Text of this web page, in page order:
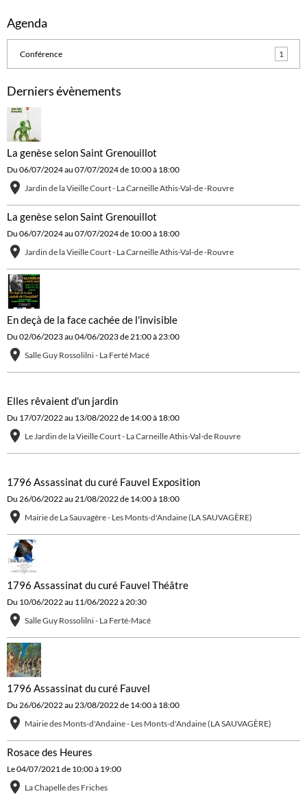
Agenda
Conférence 1
Derniers évènements
La genèse selon Saint Grenouillot
Du 06/07/2024au 07/07/2024de 10:00à 18:00
Jardin de la Vieille Court - La Carneille Athis-Val-de -Rouvre
La genèse selon Saint Grenouillot
Du 06/07/2024au 07/07/2024de 10:00à 18:00
Jardin de la Vieille Court - La Carneille Athis-Val-de -Rouvre
En deçà de la face cachée de l'invisible
Du 02/06/2023au 04/06/2023de 21:00à 23:00
Salle Guy Rossolilni - La Ferté Macé
Elles rêvaient d'un jardin
Du 17/07/2022 au 13/08/2022 de 14:00 à 18:00
1796 Assassinat du curé Fauvel Exposition
Du 26/06/2022au 21/08/2022de 14:00à 18:00
Mairie de La Sauvagère - Les Monts-d'Andaine (LA SAUVAGÈRE)
1796 Assassinat du curé Fauvel Théâtre
Du 10/06/2022au 11/06/2022 à 20:30
Salle Guy Rossolilni - La Ferté-Macé
1796 Assassinat du curé Fauvel
Du 26/06/2022 au 23/08/2022de 14:00 à 18:00
Rosace des Heures
Le 04/07/2021 de 10:00 à 19:00